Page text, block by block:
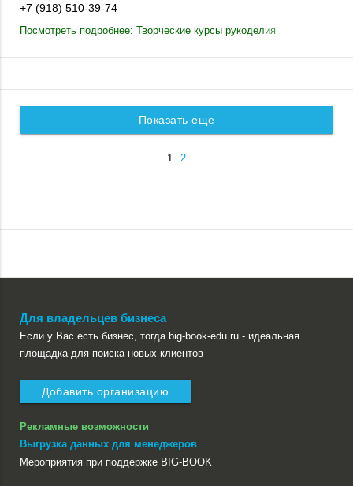
+7 (918) 510-39-74
Посмотреть подробнее: Творческие курсы рукоделия
Показать еще
1 2
Для владельцев бизнеса
Если у Вас есть бизнес, тогда big-book-edu.ru - идеальная
площадка для поиска новых клиентов
Добавить организацию
Рекламные возможности
Выгрузка данных для менеджеров
Мероприятия при поддержке BIG-BOOK